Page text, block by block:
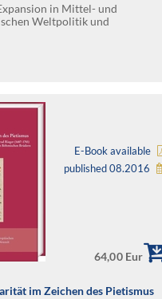
in Mittel- und
Weltpolitik und
E-Book available
published 08.2016
64,00 Eur
im Zeichen des Pietismus